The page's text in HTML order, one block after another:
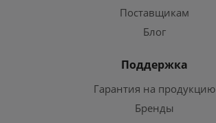
Поставщикам
Блог
Поддержка
Гарантия на продукцию
Бренды